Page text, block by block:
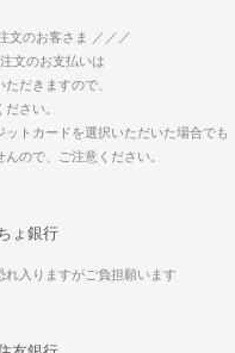
文のお客さま ／／／
文のお支払いは
だきますので、
さい。
ットカードを選択いただいた場合でも
んので、ご注意ください。
ょ銀行
入りますがご負担願います